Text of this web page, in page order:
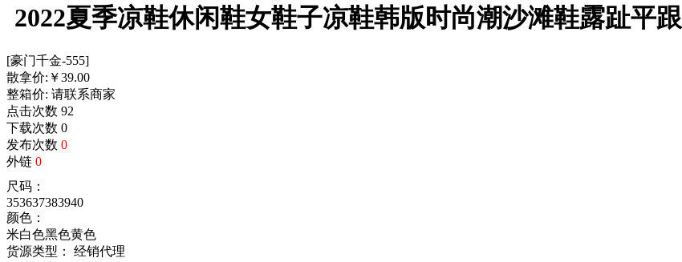
2022夏季凉鞋休闲鞋女鞋子凉鞋韩版时尚潮沙滩鞋露趾平跟
[豪门千金-555]
散拿价: ￥39.00
整箱价: 请联系商家
点击次数 92
下载次数 0
发布次数 0
外链 0
尺码：
353637383940
颜色：
米白色黑色黄色
货源类型： 经销代理